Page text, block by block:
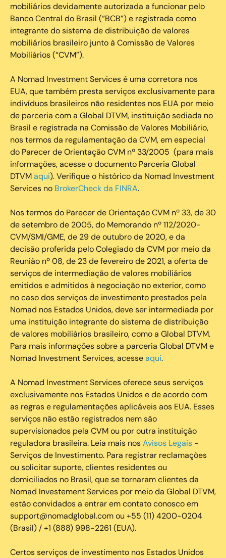
mobiliários devidamente autorizada a funcionar pelo
Banco Central do Brasil (“BCB”) e registrada como
integrante do sistema de distribuição de valores
mobiliários brasileiro junto à Comissão de Valores
Mobiliários (“CVM”).
‍A Nomad Investment Services é uma corretora nos
EUA, que também presta serviços exclusivamente para
indivíduos brasileiros não residentes nos EUA por meio
de parceria com a Global DTVM, instituição sediada no
Brasil e registrada na Comissão de Valores Mobiliário,
nos termos da regulamentação da CVM, em especial
do Parecer de Orientação CVM nº 33/2005 (para mais
informações, acesse o documento Parceria Global
DTVMaqui). Verifique o histórico da Nomad Investment
Services no BrokerCheck da FINRA.
Nos termos do Parecer de Orientação CVM nº 33, de 30
de setembro de 2005, do Memorando nº 112/2020-
CVM/SMI/GME, de 29 de outubro de 2020, e da
decisão proferida pelo Colegiado da CVM por meio da
Reunião nº 08, de 23 de fevereiro de 2021, a oferta de
serviços de intermediação de valores mobiliários
emitidos e admitidos à negociação no exterior, como
no caso dos serviços de investimento prestados pela
Nomad nos Estados Unidos, deve ser intermediada por
uma instituição integrante do sistema de distribuição
de valores mobiliários brasileiro, como a Global DTVM.
Para mais informações sobre a parceria Global DTVM e
Nomad Investment Services, acesseaqui.
A Nomad Investment Services oferece seus serviços
exclusivamente nos Estados Unidos e de acordo com
as regras e regulamentações aplicáveis aos EUA. Esses
serviços não estão registrados nem são
supervisionados pela CVM ou por outra instituição
reguladora brasileira. Leia mais nosAvisos Legais -
Serviços de Investimento. Para registrar reclamações
ou solicitar suporte, clientes residentes ou
domiciliados no Brasil, que se tornaram clientes da
Nomad Investement Services por meio da Global DTVM,
estão convidados a entrar em contato conosco em
support@nomadglobal.com ou +55 (11) 4200-0204
(Brasil) / +1 (888) 998-2261 (EUA).
Certos serviços de investimento nos Estados Unidos